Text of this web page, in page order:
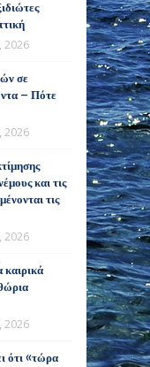
2026
σε
– Πότε
2026
και τις
τις
2026
καιρικά
2026
ότι «τώρα